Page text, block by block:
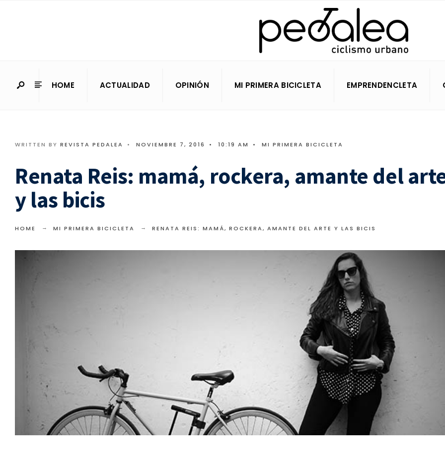
HOME ACTUALIDAD OPINIÓN MI PRIMERA BICICLETA EMPRENDENCLETA
WRITTEN BY REVISTA PEDALEA • NOVIEMBRE 7, 2016 • 10:19 AM • MI PRIMERA BICICLETA
Renata Reis: mamá, rockera, amante del
y las bicis
HOME MI PRIMERA BICICLETA RENATA REIS: MAMÁ, ROCKERA, AMANTE DEL ARTE Y LAS BICIS